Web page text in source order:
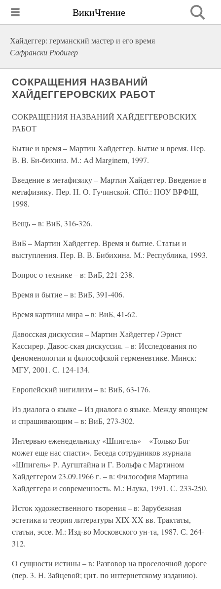
ВикиЧтение
Хайдеггер: германский мастер и его время
Сафрански Рюдигер
СОКРАЩЕНИЯ НАЗВАНИЙ
ХАЙДЕГГЕРОВСКИХ РАБОТ
СОКРАЩЕНИЯ НАЗВАНИЙ ХАЙДЕГГЕРОВСКИХ
РАБОТ
Бытие и время – Мартин Хайдеггер. Бытие и время. Пер.
В. В. Би-бихина. М.: Ad Marginem, 1997.
Введение в метафизику – Мартин Хайдеггер. Введение в
метафизику. Пер. Н. О. Гучинской. СПб.: НОУ ВРФШ,
1998.
Вещь – в: ВиБ, 316-326.
ВиБ – Мартин Хайдеггер. Время и бытие. Статьи и
выступления. Пер. В. В. Бибихина. М.: Республика, 1993.
Вопрос о технике – в: ВиБ, 221-238.
Время и бытие – в: ВиБ, 391-406.
Время картины мира – в: ВиБ, 41-62.
Давосская дискуссия – Мартин Хайдеггер / Эрнст
Кассирер. Давос-ская дискуссия. – в: Исследования по
феноменологии и философской герменевтике. Минск:
МГУ, 2001. С. 124-134.
Европейский нигилизм – в: ВиБ, 63-176.
Из диалога о языке – Из диалога о языке. Между японцем
и спрашивающим – в: ВиБ, 273-302.
Интервью еженедельнику «Шпигель» – «Только Бог
может еще нас спасти». Беседа сотрудников журнала
«Шпигель» Р. Аугштайна и Г. Вольфа с Мартином
Хайдеггером 23.09.1966 г. – в: Философия Мартина
Хайдеггера и современность. М.: Наука, 1991. С. 233-250.
Исток художественного творения – в: Зарубежная
эстетика и теория литературы XIX-XX вв. Трактаты,
статьи, эссе. М.: Изд-во Московского ун-та, 1987. С. 264-
312.
О сущности истины – в: Разговор на проселочной дороге
(пер. 3. Н. Зайцевой; цит. по интернетскому изданию).